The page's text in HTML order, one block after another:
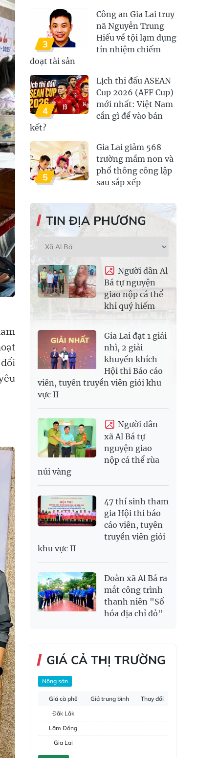
3
Công an Gia Lai truy
nã Nguyễn Trung
Hiếu về tội lạm dụng
tín nhiệm chiếm
đoạt tài sản
4
Lịch thi đấu ASEAN
Cup 2026 (AFF Cup)
mới nhất: Việt Nam
cần gì để vào bán
kết?
5
Gia Lai giảm 568
trường mầm non và
phổ thông công lập
sau sắp xếp
TIN ĐỊA PHƯƠNG
Người dân Al
Bá tự nguyện
giao nộp cá thể
khỉ quý hiếm
Gia Lai đạt 1 giải
nhì, 2 giải
khuyến khích
Hội thi Báo cáo
viên, tuyên truyền viên giỏi khu
vực II
Người dân
xã Al Bá tự
nguyện giao
nộp cá thể rùa
núi vàng
47 thí sinh tham
gia Hội thi báo
cáo viên, tuyên
truyền viên giỏi
khu vực II
Đoàn xã Al Bá ra
mắt công trình
thanh niên "Số
hóa địa chỉ đỏ"
GIÁ CẢ THỊ TRƯỜNG
Nông sản
Giá cà phê Giá trung bình
Thay đổi
Đắk Lắk
Lâm Đồng
Gia Lai